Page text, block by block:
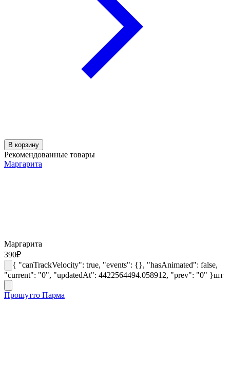
В корзину
Рекомендованные товары
Маргарита
Маргарита
390₽
{ "canTrackVelocity": true, "events": {}, "hasAnimated": false,
"current": "0", "updatedAt": 4422564494.058912, "prev": "0" }шт
Прошутто Парма